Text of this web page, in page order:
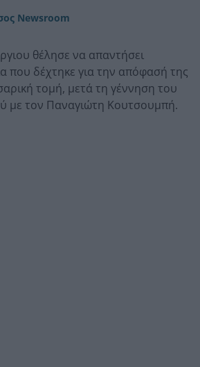
Newsroom
θέλησε να απαντήσει
που δέχτηκε για την απόφασή της
τομή, μετά τη γέννηση του
με τον Παναγιώτη Κουτσουμπή.